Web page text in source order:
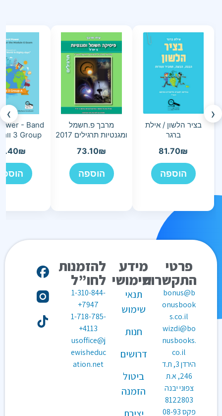
‹
בציר הלשון / אילת
ברגר
81.70₪
הוספה
מרבך פ.חשמל
ומגנטיות תרגילים 2017
73.10₪
הוספה
- Band
3 Group וורד פאואר
₪
›
פרטי
התקשרות
bonus@b
onusbook
s.co.il
wizdi@bo
nusbooks.
co.il
הירדן 3, ת.ד
246, א.ת
צפוני יבנה
8122803
פקס08-93
מידע
שימושי
תנאי
שימוש
חנות
דרושים
ביטול
הזמנה
להזמנות
לחו”ל
1-310-844-
7947+
1-718-785-
4113+
usoffice@j
ewisheduc
ation.net